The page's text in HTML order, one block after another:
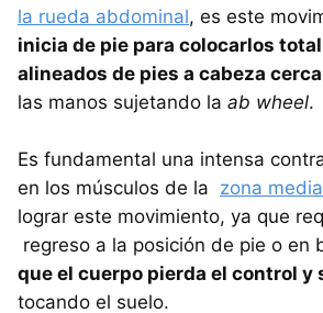
la rueda abdominal, es este
inicia de pie para colocarlos
alineados de pies a cabeza
las manos sujetando la ab wheel.
Es fundamental una intensa
en los músculos de la zona
lograr este movimiento, ya que
regreso a la posición de pie o en
que el cuerpo pierda el control y
tocando el suelo.